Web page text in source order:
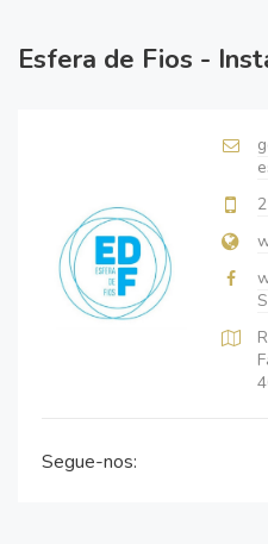
Esfera de Fios -
Segue-nos: